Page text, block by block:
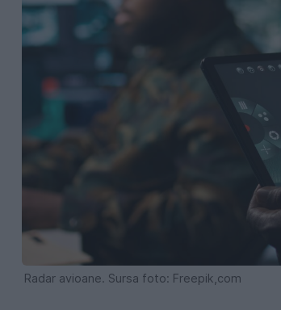
Radar avioane. Sursa foto: Freepik,com